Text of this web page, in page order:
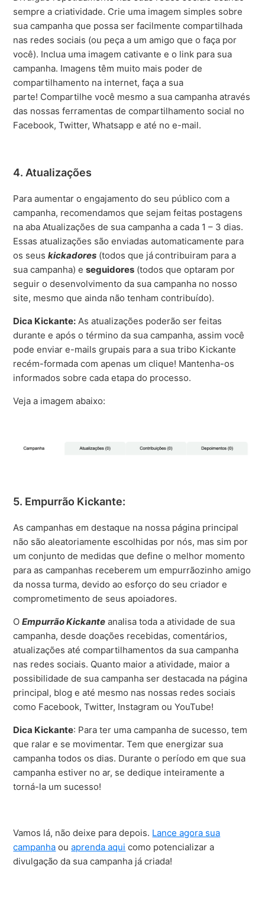
sempre a criatividade. Crie uma imagem simples sobre
sua campanha que possa ser facilmente compartilhada
nas redes sociais (ou peça a um amigo que o faça por
você). Inclua uma imagem cativante e o link para sua
campanha. Imagens têm muito mais poder de
compartilhamento na internet, faça a sua
parte! Compartilhe você mesmo a sua campanha através
das nossas ferramentas de compartilhamento social no
Facebook, Twitter, Whatsapp e até no e-mail.
4. Atualizações
Para aumentar o engajamento do seu público com a
campanha, recomendamos que sejam feitas postagens
na aba Atualizações de sua campanha a cada 1 – 3 dias.
Essas atualizações são enviadas automaticamente para
os seuskickadores (todos que jácontribuiram para a
sua campanha) eseguidores (todos que optaram por
seguir o desenvolvimento da sua campanha no nosso
site, mesmo que ainda não tenham contribuído).
Dica Kickante: As atualizações poderão ser feitas
durante e após o término da sua campanha, assim você
pode enviar e-mails grupais para a sua tribo Kickante
recém-formada com apenas um clique! Mantenha-os
informados sobre cada etapa do processo.
Veja a imagem abaixo:
5. Empurrão Kickante:
As campanhas em destaque na nossa página principal
não são aleatoriamente escolhidas por nós, mas sim por
um conjunto de medidas que define o melhor momento
para as campanhas receberem um empurrãozinho amigo
da nossa turma, devido ao esforço do seu criador e
comprometimento de seus apoiadores.
OEmpurrão Kickante analisa toda a atividade de sua
campanha, desde doações recebidas, comentários,
atualizações até compartilhamentos da sua campanha
nas redes sociais. Quanto maior a atividade, maior a
possibilidade de sua campanha ser destacada na página
principal, blog e até mesmo nas nossas redes sociais
como Facebook, Twitter, Instagram ou YouTube!
Dica Kickante: Para ter uma campanha de sucesso, tem
que ralar e se movimentar. Tem que energizar sua
campanha todos os dias. Durante o período em que sua
campanha estiver no ar, se dedique inteiramente a
torná-la um sucesso!
Vamos lá, não deixe para depois. Lance agora sua
campanha ouaprenda aqui como potencializar a
divulgação da sua campanha já criada!